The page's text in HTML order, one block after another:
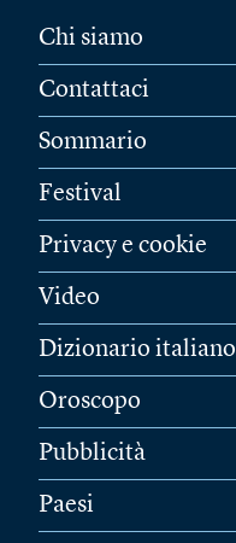
Chi siamo
Contattaci
Sommario
Festival
Privacy e cookie
Video
Dizionario italiano
Oroscopo
Pubblicità
Paesi